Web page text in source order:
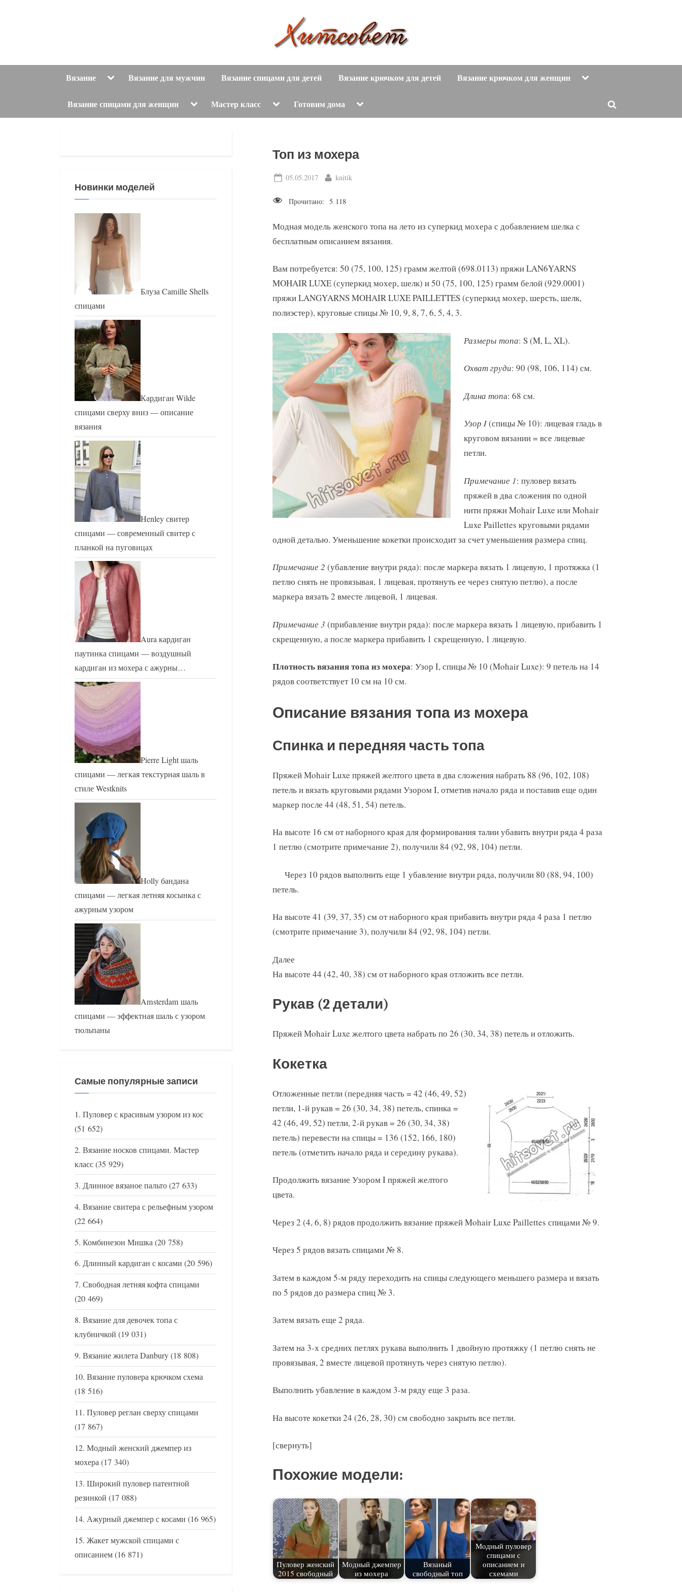
и
т
о
в
е
вязание
с
описанием
и
Вязание ToggleВязание для мужчин Вязание спицами для детей Вязание крючком для детей Вязание крючком для женщин Toggle
Вязание спицами для женщин Toggle
menu
Мастер класс Toggle
menu
Готовим дома Toggle
menu
Toggle
Топ из мохера
Posted
05.05.2017 By
knitik
Прочитано: 5 118
Модная модель женского топа на лето из суперкид мохера с добавлением шелка с
бесплатным описанием вязания.
Вам потребуется: 50 (75, 100, 125) грамм желтой (698.0113) пряжи LAN6YARNS
MOHAIR LUXE (суперкид мохер, шелк) и 50 (75, 100, 125) грамм белой (929.0001)
пряжи LANGYARNS MOHAIR LUXE PAILLETTES (суперкид мохер, шерсть, шелк,
полиэстер), круговые спицы № 10, 9, 8, 7, 6, 5, 4, 3.
Размеры топа: S (M, L, XL).
Охват груди: 90 (98, 106, 114) см.
Длина топа: 68 см.
Узор I(спицы № 10): лицевая гладь в
круговом вязании = все лицевые
петли.
Примечание 1: пуловер вязать
пряжей в два сложения по одной
нити пряжи Mohair Luxe или Mohair
Luxe Paillettes круговыми рядами
одной деталью. Уменьшение кокетки происходит за счет уменьшения размера спиц.
Примечание 2 (убавление внутри ряда): после маркера вязать 1 лицевую, 1 протяжка (1
петлю снять не провязывая, 1 лицевая, протянуть ее через снятую петлю), а после
маркера вязать 2 вместе лицевой, 1 лицевая.
Примечание 3 (прибавление внутри ряда): после маркера вязать 1 лицевую, прибавить 1
скрещенную, а после маркера прибавить 1 скрещенную, 1 лицевую.
Плотность вязания топа из мохера: Узор I, спицы № 10 (Mohair Luxe): 9 петель на 14
рядов соответствует 10 см на 10 см.
Описание вязания топа из мохера
Спинка и передняя часть топа
Пряжей Mohair Luxe пряжей желтого цвета в два сложения набрать 88 (96, 102, 108)
петель и вязать круговыми рядами Узором I, отметив начало ряда и поставив еще один
маркер после 44 (48, 51, 54) петель.
На высоте 16 см от наборного края для формирования талии убавить внутри ряда 4 раза
1 петлю (смотрите примечание 2), получили 84 (92, 98, 104) петли.
Через 10 рядов выполнить еще 1 убавление внутри ряда, получили 80 (88, 94, 100)
петель.
На высоте 41 (39, 37, 35) см от наборного края прибавить внутри ряда 4 раза 1 петлю
(смотрите примечание 3), получили 84 (92, 98, 104) петли.
Далее
На высоте 44 (42, 40, 38) см от наборного края отложить все петли.
Рукав (2 детали)
Пряжей Mohair Luxe желтого цвета набрать по 26 (30, 34, 38) петель и отложить.
Кокетка
Отложенные петли (передняя часть = 42 (46, 49, 52)
петли, 1-й рукав = 26 (30, 34, 38) петель, спинка =
42 (46, 49, 52) петли, 2-й рукав = 26 (30, 34, 38)
петель) перевести на спицы = 136 (152, 166, 180)
петель (отметить начало ряда и середину рукава).
Продолжить вязание Узором I пряжей желтого
цвета.
Через 2 (4, 6, 8) рядов продолжить вязание пряжей Mohair Luxe Paillettes спицами № 9.
Через 5 рядов вязать спицами № 8.
Затем в каждом 5-м ряду переходить на спицы следующего меньшего размера и вязать
по 5 рядов до размера спиц № 3.
Затем вязать еще 2 ряда.
Затем на 3-х средних петлях рукава выполнить 1 двойную протяжку (1 петлю снять не
провязывая, 2 вместе лицевой протянуть через снятую петлю).
Выполнить убавление в каждом 3-м ряду еще 3 раза.
На высоте кокетки 24 (26, 28, 30) см свободно закрыть все петли.
[свернуть]
Похожие модели:
Пуловер женский
2015 свободный
Модный джемпер
из мохера
Вязаный
свободный топ
Модный пуловер
спицами с
описанием и
схемами
Новинки моделей
Блуза Camille Shells
спицами
Кардиган Wilde
спицами сверху вниз — описание
вязания
Henley свитер
спицами — современный свитер с
планкой на пуговицах
Aura кардиган
паутинка спицами — воздушный
кардиган из мохера с ажурны…
Pierre Light шаль
спицами — легкая текстурная шаль в
стиле Westknits
Holly бандана
спицами — легкая летняя косынка с
ажурным узором
Amsterdam шаль
спицами — эффектная шаль с узором
тюльпаны
Самые популярные записи
Пуловер с красивым узором из кос
(51 652)
Вязание носков спицами. Мастер
класс(35 929)
Длинное вязаное пальто(27 633)
Вязание свитера с рельефным узором
(22 664)
Комбинезон Мишка(20 758)
Длинный кардиган с косами (20 596)
Свободная летняя кофта спицами
(20 469)
Вязание для девочек топа с
клубничкой (19 031)
Вязание жилета Danbury(18 808)
Вязание пуловера крючком схема
(18 516)
Пуловер реглан сверху спицами
(17 867)
Модный женский джемпер из
мохера(17 340)
Широкий пуловер патентной
резинкой (17 088)
Ажурный джемпер с косами (16 965)
Жакет мужской спицами с
описанием(16 871)